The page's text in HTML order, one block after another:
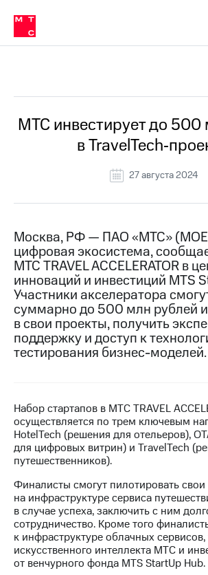
Медиа-центр
и акционерам
Устойчивое развитие
Комплаенс и деловая этика
компании
Карьера
История
компании
Руководство
Контакты
Медиа-центр
Пресс-
релизы
МТС
о технологиях
Финансовая
отчетность
Контакты
Новости
в
регионе
и акционерам
Корпоративное
управление
в МТС
Пресс-
релизы
о технологиях
МТС инвестирует до 500
в
27 августа 2024
Москва, РФ — ПАО «МТС»
цифровая экосистема,
МТС TRAVEL ACCELERATOR в
инноваций и инвестиций MTS
Участники акселератора
суммарно до 500 млн рублей
в свои проекты, получить
поддержку и доступ к
тестирования бизнес-моделей.
Набор стартапов в МТС TRAVEL
осуществляется по трем ключевым
HotelTech (решения для отельеров),
для цифровых витрин) и TravelTech
путешественников).
Финалисты смогут пилотировать
на инфраструктуре сервиса
в случае успеха, заключить с ним
сотрудничество. Кроме того
к инфраструктуре облачных
искусственного интеллекта МТС и
от венчурного фонда MTS StartUp Hub.